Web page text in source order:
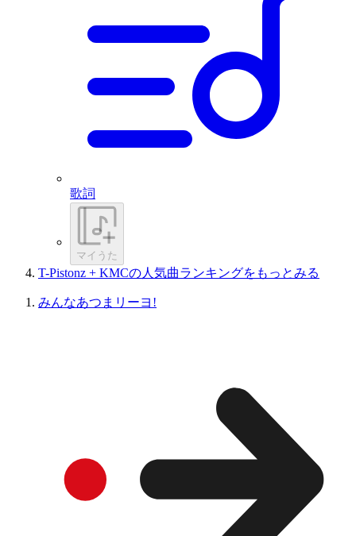
歌詞
マイうた
T-Pistonz + KMCの人気曲ランキングをもっとみる
みんなあつまリーヨ!